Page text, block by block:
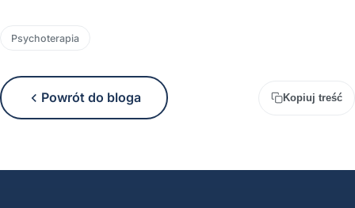
Psychoterapia
Powrót do bloga Kopiuj treść